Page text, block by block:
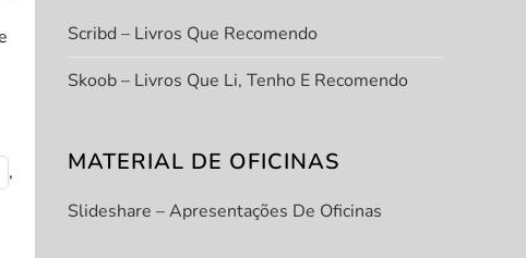
,
Scribd – Livros Que Recomendo
Skoob – Livros Que Li, Tenho E Recomendo
MATERIAL DE OFICINAS
Slideshare – Apresentações De Oficinas